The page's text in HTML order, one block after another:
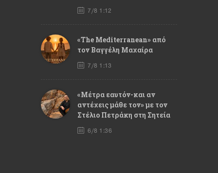
7/8 1:12
«The Mediterranean» από
τον Βαγγέλη Μαχαίρα
7/8 1:13
«Μέτρα εαυτόν-και αν
αντέχεις μάθε τον» με τον
Στέλιο Πετράκη στη Σητεία
6/8 1:36